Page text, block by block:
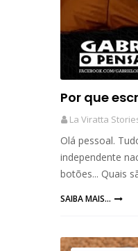
Por que
La Viratta
Olá pessoal.
independente
botões... Quais
SAIBA MAIS...